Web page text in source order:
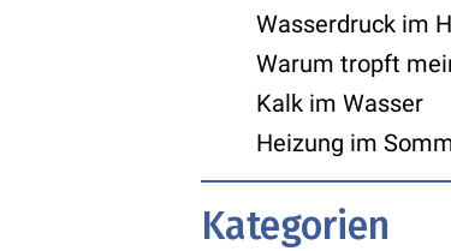
Wasserdruck im
Warum tropft
Kalk im Wasser
Heizung im
Kategorien